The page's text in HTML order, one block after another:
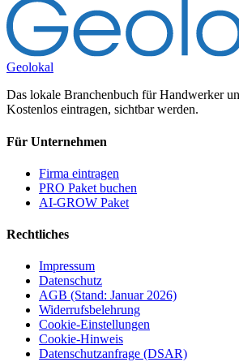
Geolokal
Das lokale Branchenbuch für Handwerker
Kostenlos eintragen, sichtbar werden.
Für Unternehmen
Firma eintragen
PRO Paket buchen
AI-GROW Paket
Rechtliches
Impressum
Datenschutz
AGB (Stand: Januar 2026)
Widerrufsbelehrung
Cookie-Einstellungen
Cookie-Hinweis
Datenschutzanfrage (DSAR)